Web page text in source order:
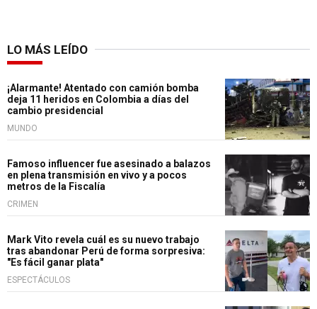
LO MÁS LEÍDO
¡Alarmante! Atentado con camión bomba
deja 11 heridos en Colombia a días del
cambio presidencial
MUNDO
Famoso influencer fue asesinado a balazos
en plena transmisión en vivo y a pocos
metros de la Fiscalía
CRIMEN
Mark Vito revela cuál es su nuevo trabajo
tras abandonar Perú de forma sorpresiva:
"Es fácil ganar plata"
ESPECTÁCULOS